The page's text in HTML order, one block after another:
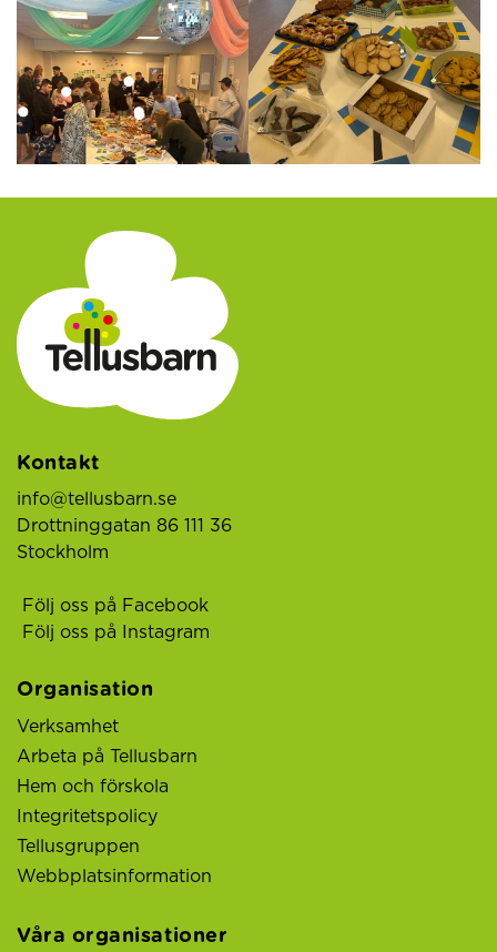
Kontakt
info@tellusbarn.se
Drottninggatan 86 111 36
Stockholm
Följ oss på Facebook
Följ oss på Instagram
Organisation
Verksamhet
Arbeta på Tellusbarn
Hem och förskola
Integritetspolicy
Tellusgruppen
Webbplatsinformation
Våra organisationer